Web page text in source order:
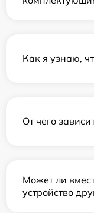
Как я узнаю,
От чего
Может ли
устройство